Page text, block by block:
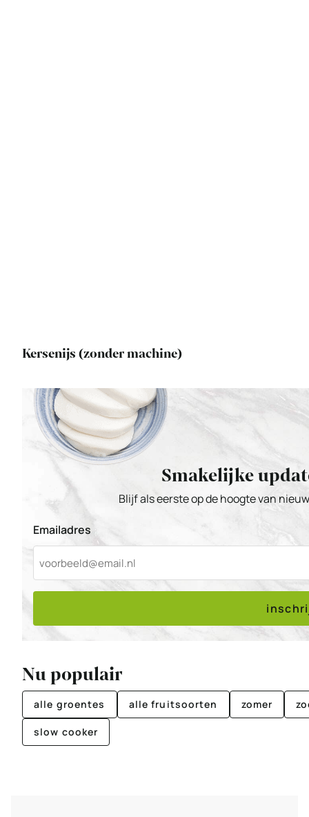
Kersenijs (zonder machine)
Smakelijke
Blijf als eerste op de hoogte van
Emailadres
Nu populair
alle groentes alle fruitsoorten zomer
slow cooker